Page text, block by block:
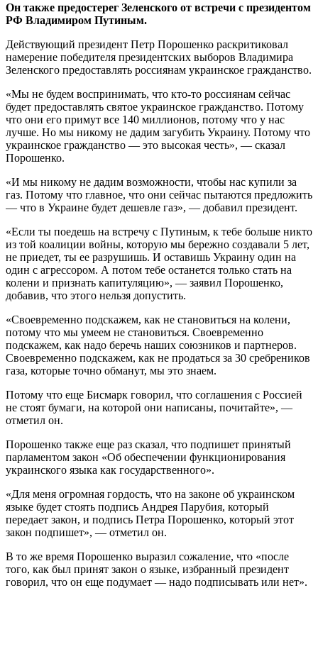
Он также предостерег Зеленского от встречи с президентом
РФ Владимиром Путиным.
Действующий президент Петр Порошенко раскритиковал
намерение победителя президентских выборов Владимира
Зеленского предоставлять россиянам украинское гражданство.
«Мы не будем воспринимать, что кто-то россиянам сейчас
будет предоставлять святое украинское гражданство. Потому
что они его примут все 140 миллионов, потому что у нас
лучше. Но мы никому не дадим загубить Украину. Потому что
украинское гражданство — это высокая честь», — сказал
Порошенко.
«И мы никому не дадим возможности, чтобы нас купили за
газ. Потому что главное, что они сейчас пытаются предложить
— что в Украине будет дешевле газ», — добавил президент.
«Если ты поедешь на встречу с Путиным, к тебе больше никто
из той коалиции войны, которую мы бережно создавали 5 лет,
не приедет, ты ее разрушишь. И оставишь Украину один на
один с агрессором. А потом тебе останется только стать на
колени и признать капитуляцию», — заявил Порошенко,
добавив, что этого нельзя допустить.
«Своевременно подскажем, как не становиться на колени,
потому что мы умеем не становиться. Своевременно
подскажем, как надо беречь наших союзников и партнеров.
Своевременно подскажем, как не продаться за 30 сребреников
газа, которые точно обманут, мы это знаем.
Потому что еще Бисмарк говорил, что соглашения с Россией
не стоят бумаги, на которой они написаны, почитайте», —
отметил он.
Порошенко также еще раз сказал, что подпишет принятый
парламентом закон «Об обеспечении функционирования
украинского языка как государственного».
«Для меня огромная гордость, что на законе об украинском
языке будет стоять подпись Андрея Парубия, который
передает закон, и подпись Петра Порошенко, который этот
закон подпишет», — отметил он.
В то же время Порошенко выразил сожаление, что «после
того, как был принят закон о языке, избранный президент
говорил, что он еще подумает — надо подписывать или нет».